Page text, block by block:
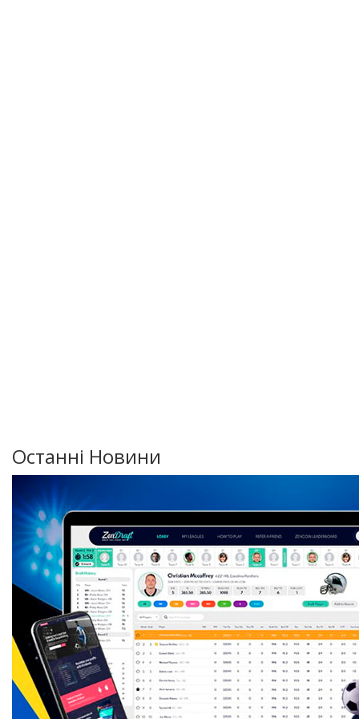
Останні Новини